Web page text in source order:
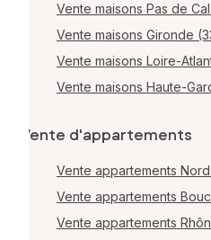
Vente maisons Pas de
Vente maisons Gironde
Vente maisons Loire-
Vente maisons Haute-
Vente d'appartements
Vente appartements
Vente appartements
Vente appartements